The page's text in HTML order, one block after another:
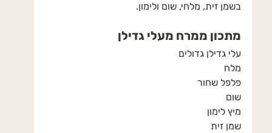
בשמן זית, מלחי, שום ולימון.
מתכון ממרח מעלי גדילן
עלי גדילן גדולים
מלח
פלפל שחור
שום
מיץ לימון
שמן זית